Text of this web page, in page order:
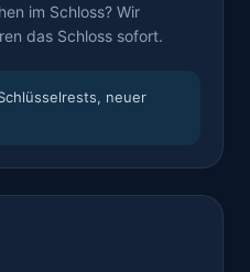
im Schloss? Wir
das Schloss sofort.
neuer